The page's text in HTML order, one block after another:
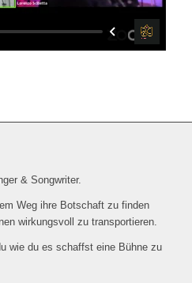
& Songwriter.
Weg ihre Botschaft zu finden
wirkungsvoll zu transportieren.
wie du es schaffst eine Bühne zu